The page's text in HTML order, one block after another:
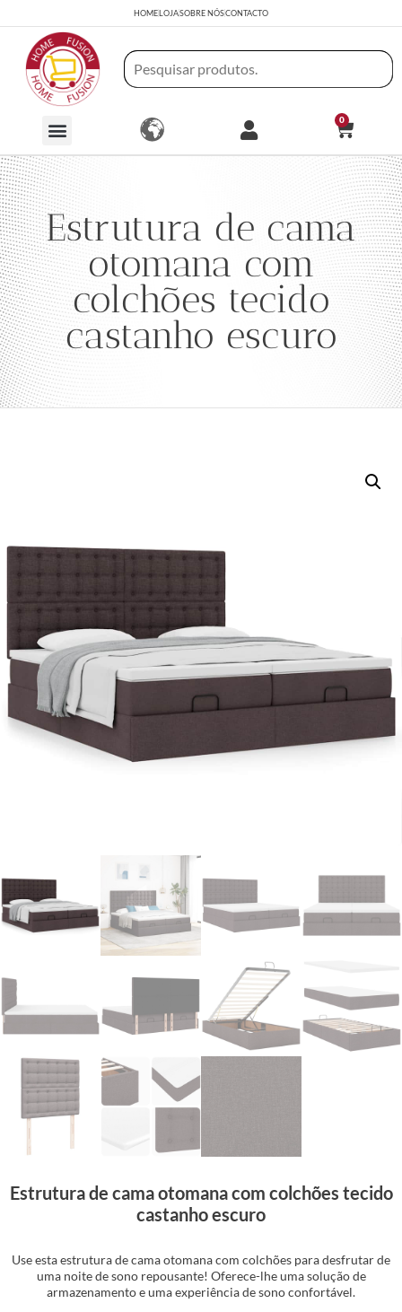
HOMELOJASOBRE NÓSCONTACTO
0
Estrutura de cama
otomana com
colchões tecido
castanho escuro
Estrutura de cama otomana com colchões tecido
castanho escuro
Use esta estrutura de cama otomana com colchões para desfrutar de
uma noite de sono repousante! Oferece-lhe uma solução de
armazenamento e uma experiência de sono confortável.